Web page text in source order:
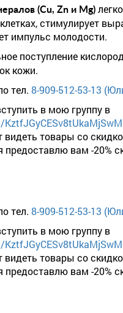
(Cu, Zn и Mg)
стимулирует
импульс молодости.
поступление
кожи.
тел. 8-909-512-53-13
в мою группу в
видеть товары со
вам -20%
тел. 8-909-512-53-13
в мою группу в
видеть товары со
вам -20%